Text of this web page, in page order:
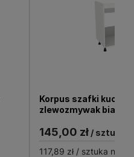
Korpus szafki
zlewozmywak biały
145,00 zł/ sztuka
117,89 zł/ sztuka netto